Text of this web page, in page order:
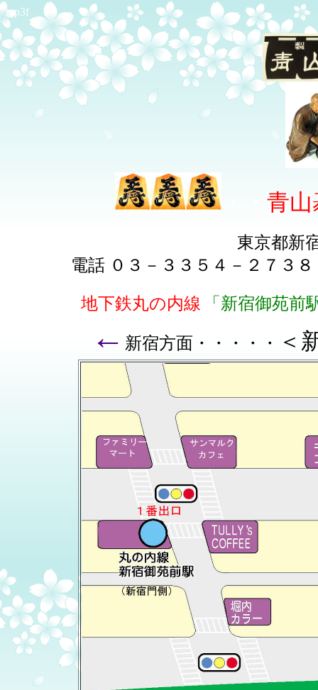
top3f
青山
東京都新
電話 ０３－３３５４－２７
地下鉄丸の内線 「新宿御苑前
← 新宿方面・・・・・ ＜